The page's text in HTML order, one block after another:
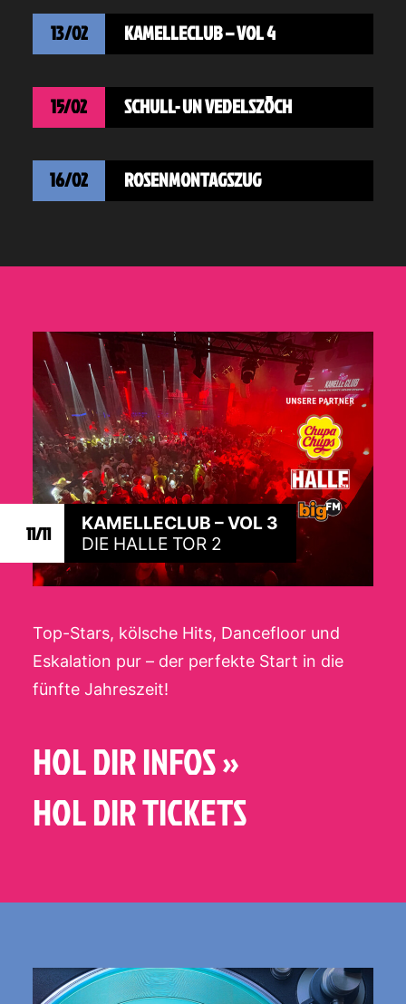
13/02 KAMELLECLUB – VOL 4
15/02 SCHULL- UN VEDELSZÖCH
16/02 ROSENMONTAGSZUG
11/11
KAMELLECLUB – VOL 3
DIE HALLE TOR 2
Top-Stars, kölsche Hits, Dancefloor und
Eskalation pur – der perfekte Start in die
fünfte Jahreszeit!
HOL DIR INFOS »
HOL DIR TICKETS